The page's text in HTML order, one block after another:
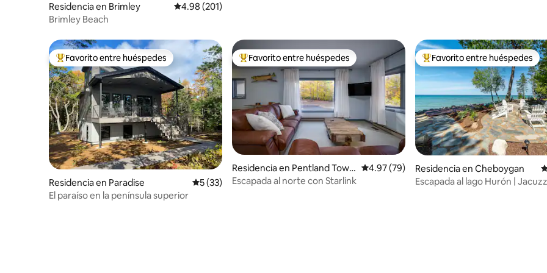
Residencia en Brimley Calificación promedio: 4.98 de 5; 201 evaluaciones
4.98 (201)
Brimley Beach
De los mejores en Favorito entre huéspedes
Favorito entre huéspedes
Residencia en Paradise Calificación promedio: 5 de 5; 33 evaluaciones
5 (33)
El paraíso en la península superior
De los mejores en Favorito entre huéspedes
Favorito entre huéspedes
Residencia en Pentland Town
ship
Calificación promedio: 4.97 de 5; 79
4.97 (79)
Escapada al norte con Starlink
De los mejores en Favorito
Favorito entre huéspedes
Residencia en Cheboygan
Escapada al lago Hurón |